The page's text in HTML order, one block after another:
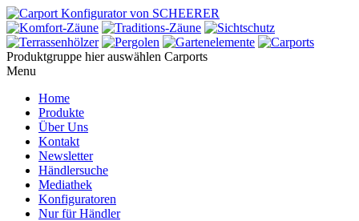
Produktgruppe hier auswählen Carports
Menu
Home
Produkte
Über Uns
Kontakt
Newsletter
Händlersuche
Mediathek
Konfiguratoren
Nur für Händler